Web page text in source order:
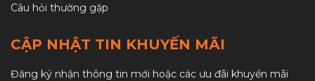
Câu hỏi thường gặp
CẬP NHẬT TIN KHUYẾN MÃI
Đăng ký nhận thông tin mới hoặc các ưu đãi khuyến mãi